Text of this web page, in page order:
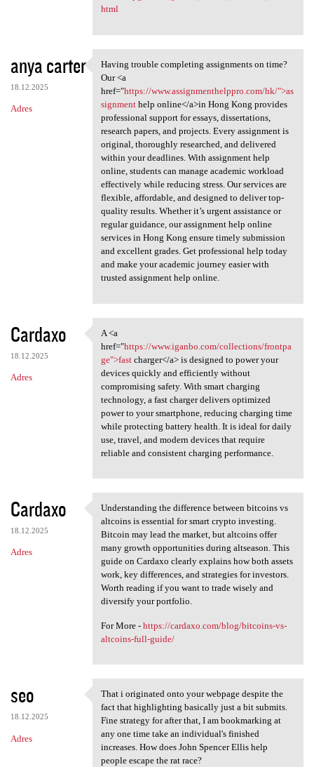
html
anya carter
18.12.2025
Adres
Having trouble completing
Having trouble completing assignments on time?
Our <a
href="https://www.assignmenthelppro.com/hk/">as
signmenthelp online</a>in Hong Kong provides
professional support for essays, dissertations,
research papers, and projects. Every assignment is
original, thoroughly researched, and delivered
within your deadlines. With assignment help
online, students can manage academic workload
effectively while reducing stress. Our services are
flexible, affordable, and designed to deliver top-
quality results. Whether it’s urgent assistance or
regular guidance, our assignment help online
services in Hong Kong ensure timely submission
and excellent grades. Get professional help today
and make your academic journey easier with
trusted assignment help online.
Cardaxo
18.12.2025
Adres
A <a href="https://www.iganbo
A <a
href="https://www.iganbo.com/collections/frontpa
ge">fastcharger</a> is designed to power your
devices quickly and efficiently without
compromising safety. With smart charging
technology, a fast charger delivers optimized
power to your smartphone, reducing charging time
while protecting battery health. It is ideal for daily
use, travel, and modern devices that require
reliable and consistent charging performance.
Cardaxo
18.12.2025
Adres
Understanding the difference
Understanding the difference between bitcoins vs
altcoins is essential for smart crypto investing.
Bitcoin may lead the market, but altcoins offer
many growth opportunities during altseason. This
guide on Cardaxo clearly explains how both assets
work, key differences, and strategies for investors.
Worth reading if you want to trade wisely and
diversify your portfolio.
For More - https://cardaxo.com/blog/bitcoins-vs-
altcoins-full-guide/
seo
18.12.2025
Adres
That i originated onto your
That i originated onto your webpage despite the
fact that highlighting basically just a bit submits.
Fine strategy for after that, I am bookmarking at
any one time take an individual's finished
increases. How does John Spencer Ellis help
people escape the rat race?